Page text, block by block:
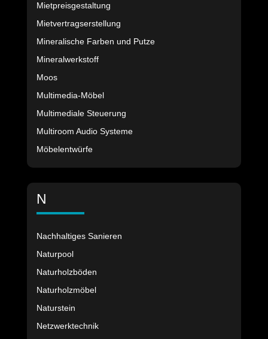
Mietpreisgestaltung
Mietvertragserstellung
Mineralische Farben und Putze
Mineralwerkstoff
Moos
Multimedia-Möbel
Multimediale Steuerung
Multiroom Audio Systeme
Möbelentwürfe
N
Nachhaltiges Sanieren
Naturpool
Naturholzböden
Naturholzmöbel
Naturstein
Netzwerktechnik